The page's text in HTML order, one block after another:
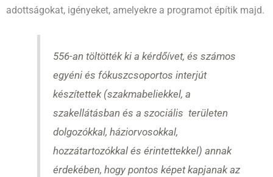
adottságokat, igényeket, amelyekre a programot építik majd.
556-an töltötték ki a kérdőívet, és számos
egyéni és fókuszcsoportos interjút
készítettek (szakmabeliekkel, a
szakellátásban és a szociális területen
dolgozókkal, háziorvosokkal,
hozzátartozókkal és érintettekkel) annak
érdekében, hogy pontos képet kapjanak az